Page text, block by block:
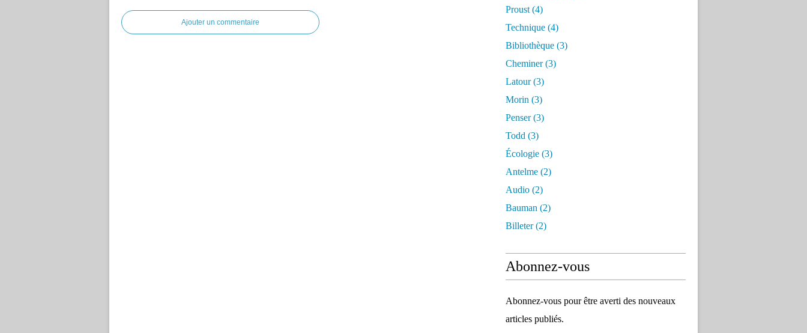
Ajouter un commentaire
Proust (4)
Technique (4)
Bibliothèque (3)
Cheminer(3)
Latour(3)
Morin (3)
Penser(3)
Todd (3)
Écologie (3)
Antelme (2)
Audio (2)
Bauman (2)
Billeter(2)
Abonnez-vous
Abonnez-vous pour être averti des nouveaux
articles publiés.